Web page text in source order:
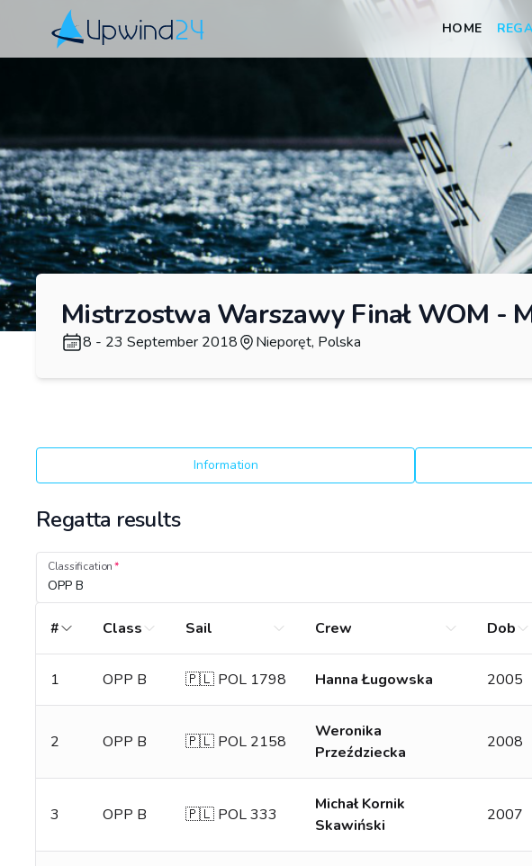
Upwind24
HOME
Mistrzostwa Warszawy Finał WOM -
8 - 23 September 2018 Nieporęt, Polska
Information
Regatta results
Classification
OPP B
# Class Sail Crew Dob
1 OPP B 🇵🇱 POL 1798 Hanna Ługowska 2005
2 OPP B 🇵🇱 POL 2158
Weronika
Przeździecka
2008
3 OPP B 🇵🇱 POL 333
Michał Kornik
Skawiński
2007